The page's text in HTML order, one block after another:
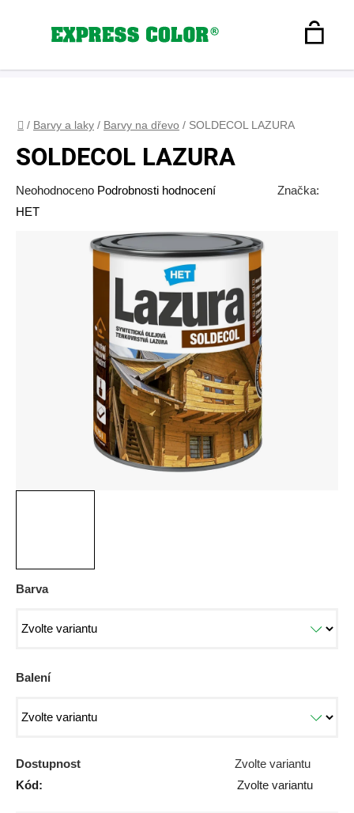
Hledat
Domů
/ Barvy a laky / Barvy na dřevo / SOLDECOL LAZURA
Barva
Balení
Dostupnost
Zvolte variantu
Kód:
Zvolte variantu
SOLDECOL LAZURA
Průměrné
hodnocení
Neohodnoceno Podrobnosti hodnocení
Značka:
HET